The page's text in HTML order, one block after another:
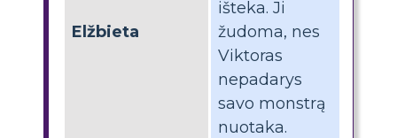
Elžbieta
išteka. Ji
žudoma, nes
Viktoras
nepadarys
savo monstrą
nuotaka.